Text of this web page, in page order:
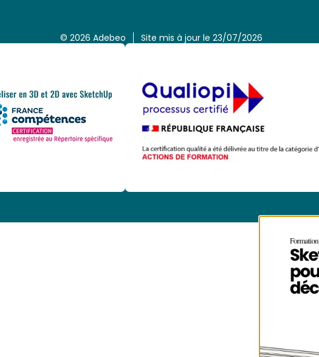
© 2026 Adebeo Site mis à jour le 23/07/2026